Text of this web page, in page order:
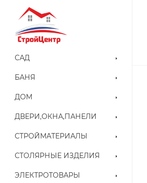
САД
БАНЯ
ДОМ
ДВЕРИ,ОКНА,ПАНЕЛИ
СТРОЙМАТЕРИАЛЫ
СТОЛЯРНЫЕ ИЗДЕЛИЯ
ЭЛЕКТРОТОВАРЫ